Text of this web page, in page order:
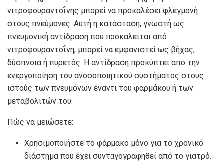
νιτροφουραντοΐνης μπορεί να προκαλέσει φλεγμονή
στους πνεύμονες. Αυτή η κατάσταση, γνωστή ως
πνευμονική αντίδραση που προκαλείται από
νιτροφουραντοΐνη, μπορεί να εμφανιστεί ως βήχας,
δύσπνοια ή πυρετός. Η αντίδραση προκύπτει από την
ενεργοποίηση του ανοσοποιητικού συστήματος στους
ιστούς των πνευμόνων έναντι του φαρμάκου ή των
μεταβολιτών του.
Πώς να μειώσετε:
Χρησιμοποιήστε το φάρμακο μόνο για το χρονικό
διάστημα που έχει συνταγογραφηθεί από το γιατρό.